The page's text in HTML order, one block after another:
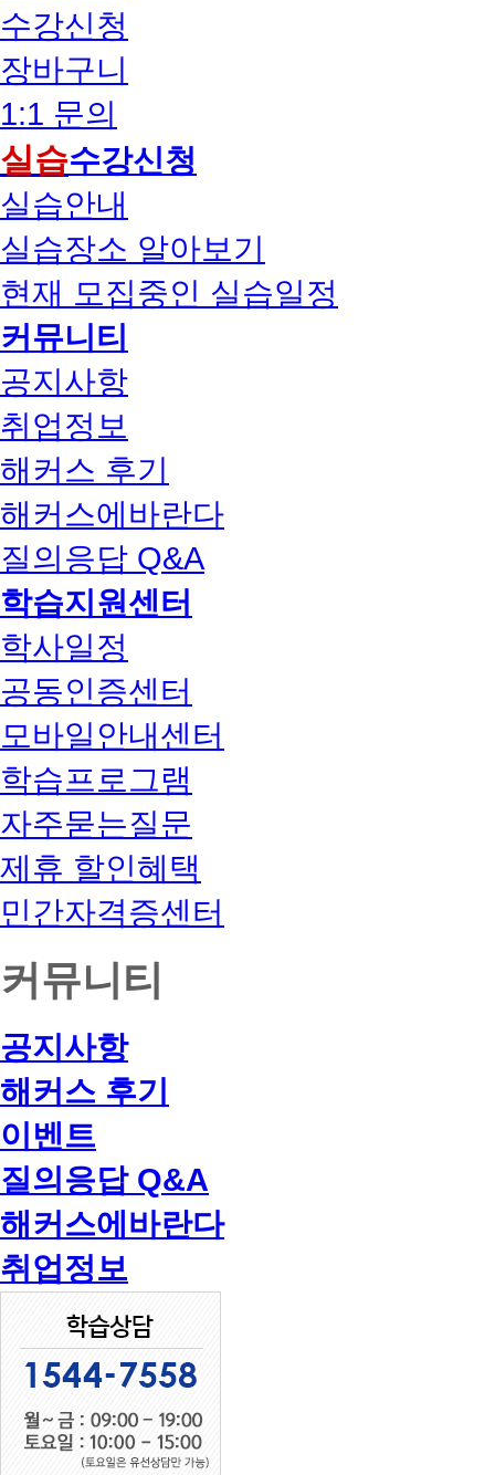
수강신청
장바구니
1:1 문의
실습수강신청
실습안내
실습장소 알아보기
현재 모집중인 실습일정
커뮤니티
공지사항
취업정보
해커스 후기
해커스에바란다
질의응답 Q&A
학습지원센터
학사일정
공동인증센터
모바일안내센터
학습프로그램
자주묻는질문
제휴 할인혜택
민간자격증센터
커뮤니티
공지사항
해커스 후기
이벤트
질의응답 Q&A
해커스에바란다
취업정보